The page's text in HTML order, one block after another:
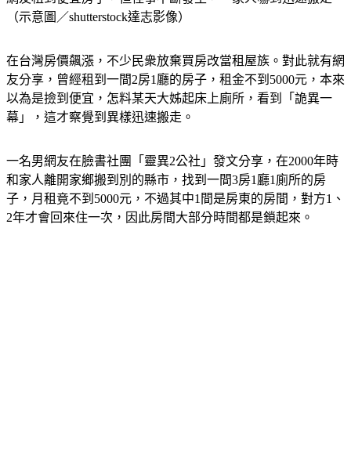
（示意圖／shutterstock達志影像）
在台灣房價飆漲，不少民衆放棄買房改當租屋族。對此就有網
友分享，曾經租到一間2房1廳的房子，租金不到5000元，本來
以為是撿到便宜，怎料某天大姊起床上廁所，看到「詭異一
幕」，這才察覺到異樣迅速搬走。
一名男網友在臉書社團「靈異2公社」發文分享，在2000年時
和家人離開家鄉搬到別的縣市，找到一間3房1廳1廁所的房
子，月租竟不到5000元，不過其中1間是房東的房間，對方1、
2年才會回來住一次，因此房間大部分時間都是鎖起來。